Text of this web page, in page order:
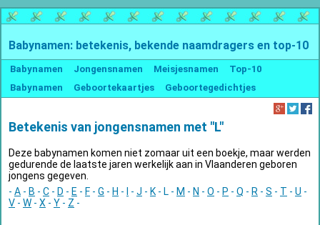
Babynamen: betekenis, bekende naamdragers en top-10
Babynamen Jongensnamen Meisjesnamen
Top-10
Babynamen
Geboortekaartjes Geboortegedichtjes
Betekenis van jongensnamen met "L"
Deze babynamen komen niet zomaar uit een boekje, maar werden
gedurende de laatste jaren werkelijk aan in Vlaanderen geboren
jongens gegeven.
- A - B - C - D - E - F - G - H - I - J - K - L - M - N - O - P - Q - R - S - T - U -
V - W - X - Y - Z -